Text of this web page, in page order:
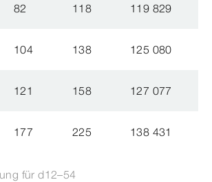
82 118 119 829
104 138 125 080
121 158 127 077
177 225 138 431
für d12–54